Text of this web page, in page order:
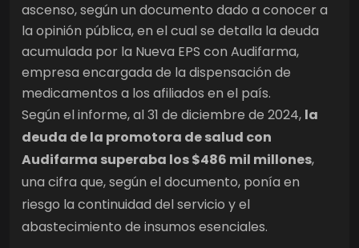
ascenso, según un documento dado a conocer a
la opinión pública, en el cual se detalla la deuda
acumulada por la Nueva EPS con Audifarma,
empresa encargada de la dispensación de
medicamentos a los afiliados en el país.
Según el informe, al 31 de diciembre de 2024, la
deuda de la promotora de salud con
Audifarma superaba los $486 mil millones,
una cifra que, según el documento, ponía en
riesgo la continuidad del servicio y el
abastecimiento de insumos esenciales.